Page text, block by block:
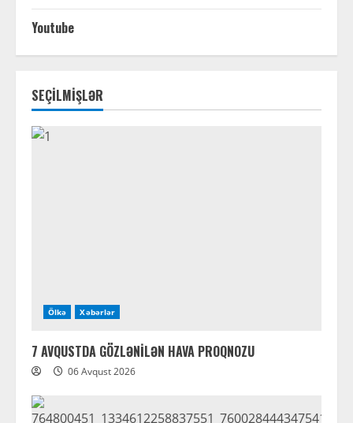
Youtube
SEÇİLMİŞLƏR
Ölkə Xəbərlər
7 AVQUSTDA GÖZLƏNİLƏN HAVA PROQNOZU
06 Avqust 2026